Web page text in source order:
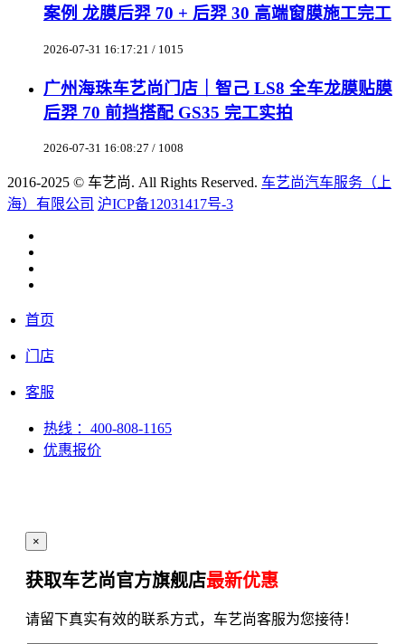
案例 龙膜后羿 70 + 后羿 30 高端窗膜施工完工
2026-07-31 16:17:21 / 1015
广州海珠车艺尚门店｜智己 LS8 全车龙膜贴膜
后羿 70 前挡搭配 GS35 完工实拍
2026-07-31 16:08:27 / 1008
2016-2025 © 车艺尚. All Rights Reserved. 车艺尚汽车服务（上
海）有限公司 沪ICP备12031417号-3
首页
门店
客服
热线 ：400-808-1165
优惠报价
×
获取车艺尚官方旗舰店最新优惠
请留下真实有效的联系方式，车艺尚客服为您接待！